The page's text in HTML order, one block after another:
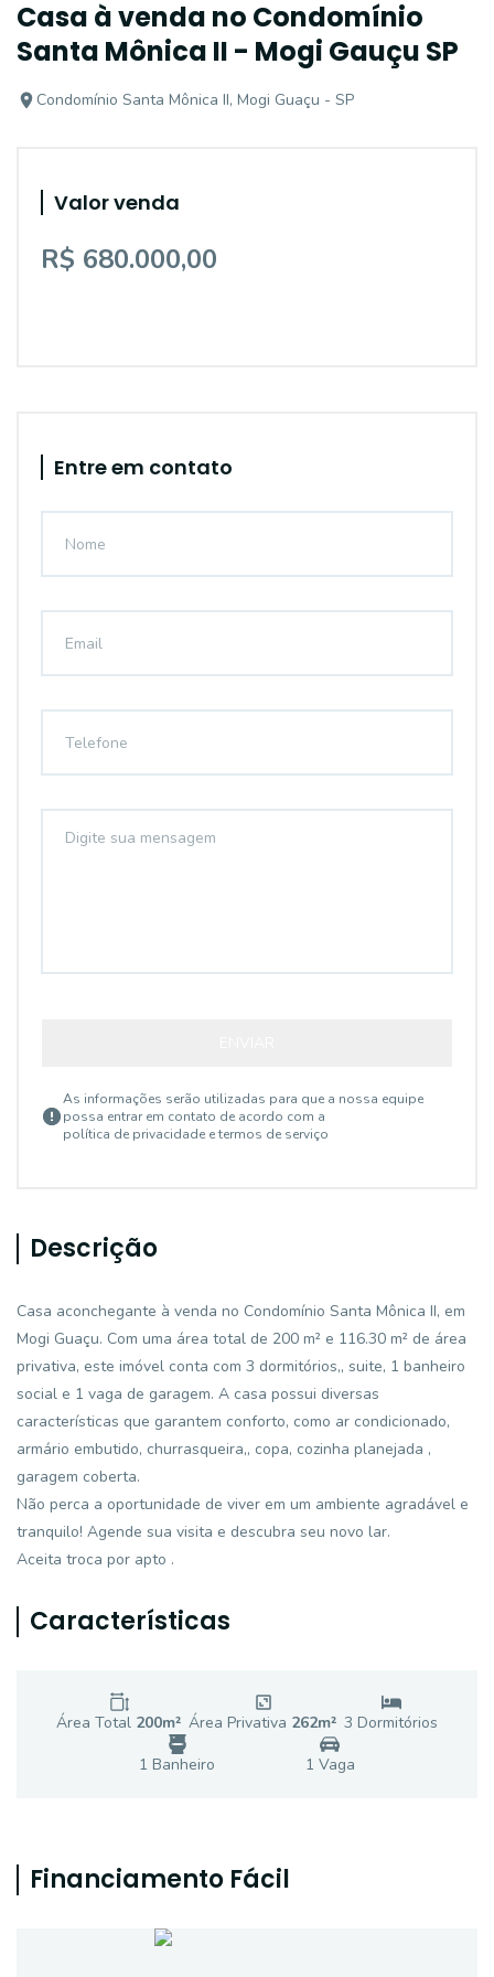
Casa à venda no Condomínio
Santa Mônica II - Mogi Gauçu SP
Condomínio Santa Mônica II, Mogi Guaçu - SP
Valor venda
R$ 680.000,00
Entre em contato
As informações serão utilizadas para que a nossa equipe
possa entrar em contato de acordo com a
política de privacidade e termos de serviço
Descrição
Casa aconchegante à venda no Condomínio Santa Mônica II, em
Mogi Guaçu. Com uma área total de 200 m² e 116.30 m² de área
privativa, este imóvel conta com 3 dormitórios,, suite, 1 banheiro
social e 1 vaga de garagem. A casa possui diversas
características que garantem conforto, como ar condicionado,
armário embutido, churrasqueira,, copa, cozinha planejada ,
garagem coberta.
Não perca a oportunidade de viver em um ambiente agradável e
tranquilo! Agende sua visita e descubra seu novo lar.
Aceita troca por apto .
Características
Área Total 200m² Área Privativa 262m² 3 Dormitórios
1 Banheiro 1 Vaga
Financiamento Fácil